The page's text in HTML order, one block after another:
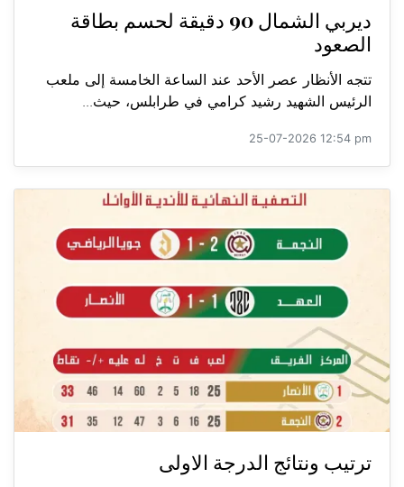
ديربي الشمال 90 دقيقة لحسم بطاقة
الصعود
تتجه الأنظار عصر الأحد عند الساعة الخامسة إلى ملعب
الرئيس الشهيد رشيد كرامي في طرابلس، حيث...
25-07-2026 12:54 pm
ترتيب ونتائج الدرجة الاولى